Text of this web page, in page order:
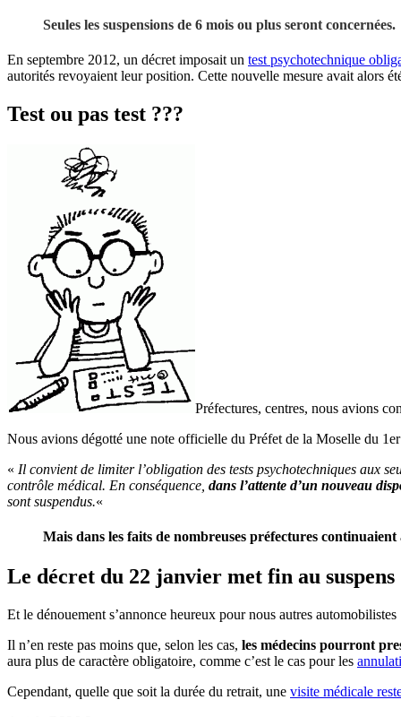
Seules les suspensions de 6 mois ou plus seront concernées.
En septembre 2012, un décret imposait un test psychotechnique
autorités revoyaient leur position. Cette nouvelle mesure avait alors
Test ou pas test ???
Préfectures, centres, nous avions
Nous avions dégotté une note officielle du Préfet de la Moselle du
« Il convient de limiter l’obligation des tests psychotechniques aux
contrôle médical. En conséquence, dans l’attente d’un nouveau
sont suspendus.«
Mais dans les faits de nombreuses préfectures
Le décret du 22 janvier met fin au suspens
Et le dénouement s’annonce heureux pour nous autres
Il n’en reste pas moins que, selon les cas, les médecins pourront
aura plus de caractère obligatoire, comme c’est le cas pour les
Cependant, quelle que soit la durée du retrait, une visite médicale